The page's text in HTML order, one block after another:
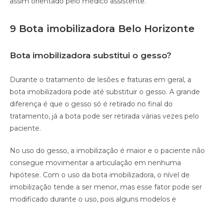
9 Bota imobilizadora Belo Horizonte
Bota imobilizadora substitui o gesso?
Durante o tratamento de lesões e fraturas em geral, a
bota imobilizadora pode até substituir o gesso. A grande
diferença é que o gesso só é retirado no final do
tratamento, já a bota pode ser retirada várias vezes pelo
paciente.
No uso do gesso, a imobilização é maior e o paciente não
consegue movimentar a articulação em nenhuma
hipótese. Com o uso da bota imobilizadora, o nível de
imobilização tende a ser menor, mas esse fator pode ser
modificado durante o uso, pois alguns modelos e